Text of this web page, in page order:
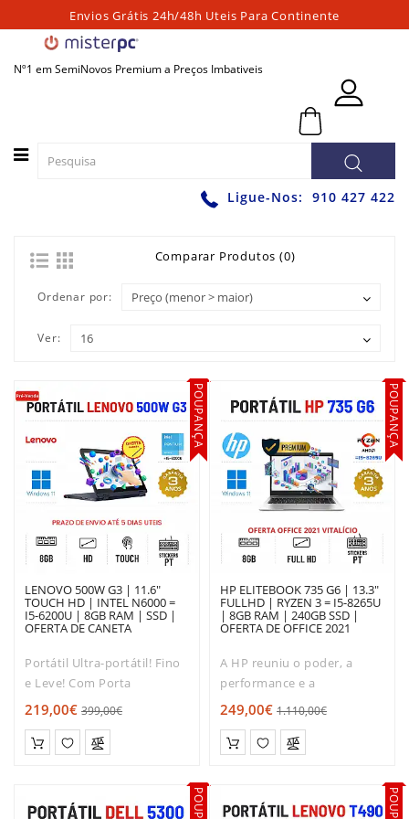
Envios Grátis 24h/48h Uteis Para Continente
Nº1 em SemiNovos Premium a Preços Imbativeis
Categorias
FIXOS
GRAFICAS
MONITORES
PLACAS
SOFTWARE
Ligue-Nos: 910 427 422
Comparar Produtos (0)
Ordenar por:
Ver:
POUPANÇA
LENOVO 500W G3 | 11.6"
TOUCH HD | INTEL N6000 =
I5-6200U | 8GB RAM | SSD |
OFERTA DE CANETA
Portátil Ultra-portátil! Fino
e Leve! Com Porta
HDMI.Com capacidade
uma capacidade de
standard. Mobilida..
219,00€ 399,00€
POUPANÇA
HP ELITEBOOK 735 G6 | 13.3"
FULLHD | RYZEN 3 = I5-8265U
| 8GB RAM | 240GB SSD |
OFERTA DE OFFICE 2021
A HP reuniu o poder, a
performance e a
expansibilidade de um PC
desenhado para a estrada.
equivalente a Core i5-
249,00€ 1.110,00€